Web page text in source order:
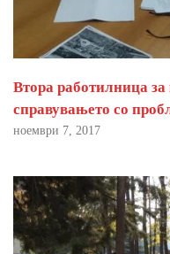
Втора работилница
справувањето со
ноември 7, 2017